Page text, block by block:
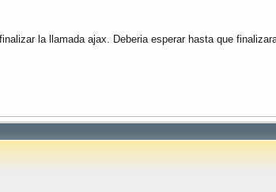
la llamada ajax. Deberia esperar hasta que